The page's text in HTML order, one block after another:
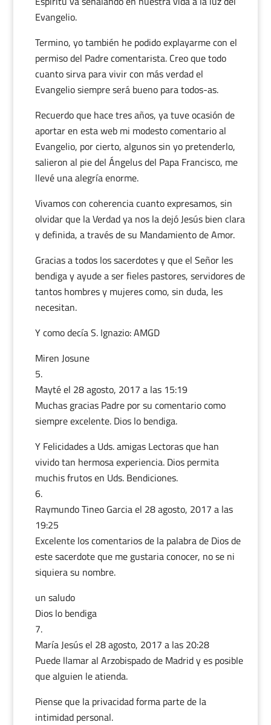
Evangelio.
Termino, yo también he podido explayarme con el
permiso del Padre comentarista. Creo que todo
cuanto sirva para vivir con más verdad el
Evangelio siempre será bueno para todos-as.
Recuerdo que hace tres años, ya tuve ocasión de
aportar en esta web mi modesto comentario al
Evangelio, por cierto, algunos sin yo pretenderlo,
salieron al pie del Ángelus del Papa Francisco, me
llevé una alegría enorme.
Vivamos con coherencia cuanto expresamos, sin
olvidar que la Verdad ya nos la dejó Jesús bien clara
y definida, a través de su Mandamiento de Amor.
Gracias a todos los sacerdotes y que el Señor les
bendiga y ayude a ser fieles pastores, servidores de
tantos hombres y mujeres como, sin duda, les
necesitan.
Y como decía S. Ignazio: AMGD
Miren Josune
Maytéel 28 agosto, 2017 a las 15:19
Muchas gracias Padre por su comentario como
siempre excelente. Dios lo bendiga.
Y Felicidades a Uds. amigas Lectoras que han
vivido tan hermosa experiencia. Dios permita
muchis frutos en Uds. Bendiciones.
Raymundo Tineo Garciael 28 agosto, 2017 a las
19:25
Excelente los comentarios de la palabra de Dios de
este sacerdote que me gustaria conocer, no se ni
siquiera su nombre.
un saludo
Dios lo bendiga
María Jesúsel 28 agosto, 2017 a las 20:28
Puede llamar al Arzobispado de Madrid y es posible
que alguien le atienda.
Piense que la privacidad forma parte de la
intimidad personal.